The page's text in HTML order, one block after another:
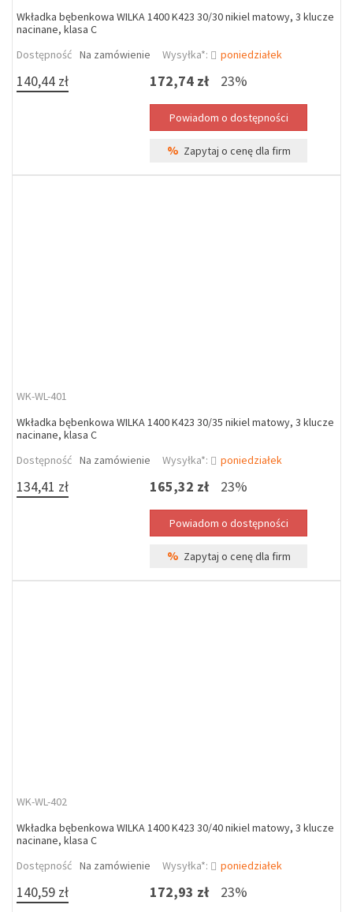
Wkładka bębenkowa WILKA 1400 K423 30/30 nikiel matowy, 3 klucze
nacinane, klasa C
Dostępność Na zamówienie Wysyłka*: poniedziałek
140,44 zł 172,74 zł 23%
% Zapytaj o cenę dla firm
WK-WL-401
Wkładka bębenkowa WILKA 1400 K423 30/35 nikiel matowy, 3 klucze
nacinane, klasa C
Dostępność Na zamówienie Wysyłka*: poniedziałek
134,41 zł 165,32 zł 23%
% Zapytaj o cenę dla firm
WK-WL-402
Wkładka bębenkowa WILKA 1400 K423 30/40 nikiel matowy, 3 klucze
nacinane, klasa C
Dostępność Na zamówienie Wysyłka*: poniedziałek
140,59 zł 172,93 zł 23%